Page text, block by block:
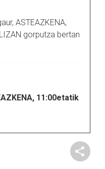
ASTEAZKENA,
gorputza bertan
11:00etatik